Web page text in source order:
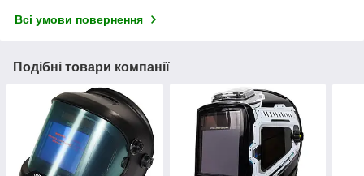
Всі умови повернення
Подібні товари компанії